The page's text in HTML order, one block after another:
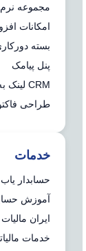
مجموعه نرم
امکانات
بسته
پنل پیامک
CRM لینک به هلو
طراحی
خدمات
حسابدار یاب
آموزش
ایران مالیات
خدمات